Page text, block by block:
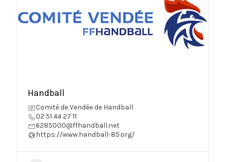
Handball
Comité de Vendée de Handball
02 51 44 27 11
6285000@ffhandball.net
https://www.handball-85.org/